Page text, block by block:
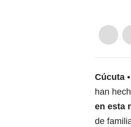
Cúcuta
han
en esta
de